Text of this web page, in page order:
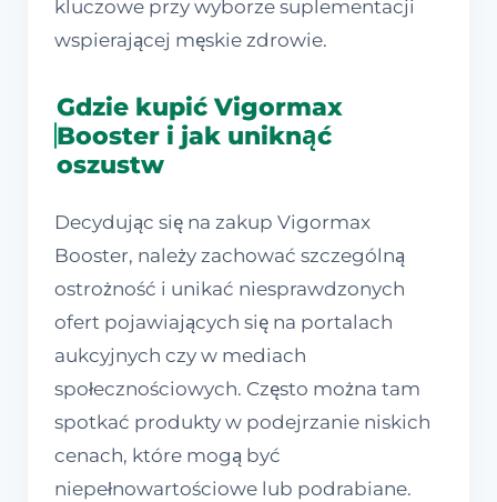
kluczowe przy wyborze suplementacji
wspierającej męskie zdrowie.
Gdzie kupić Vigormax
Booster i jak uniknąć
oszustw
Decydując się na zakup Vigormax
Booster, należy zachować szczególną
ostrożność i unikać niesprawdzonych
ofert pojawiających się na portalach
aukcyjnych czy w mediach
społecznościowych. Często można tam
spotkać produkty w podejrzanie niskich
cenach, które mogą być
niepełnowartościowe lub podrabiane.